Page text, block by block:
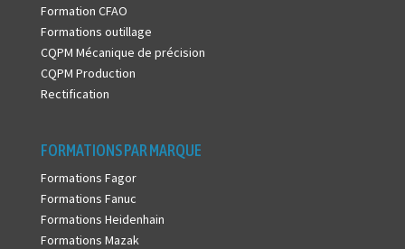
Formation CFAO
Formations outillage
CQPM Mécanique de précision
CQPM Production
Rectification
FORMATIONS PAR MARQUE
Formations Fagor
Formations Fanuc
Formations Heidenhain
Formations Mazak